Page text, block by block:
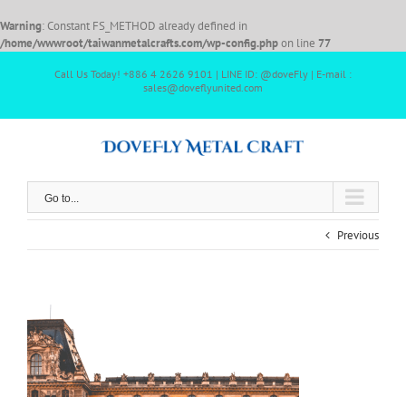
Warning: Constant FS_METHOD already defined in
/home/wwwroot/taiwanmetalcrafts.com/wp-config.phpon line 77
Call Us Today! +886 4 2626 9101 | LINE ID: @doveFly | E-mail :
sales@doveflyunited.com
Go to...
Previous